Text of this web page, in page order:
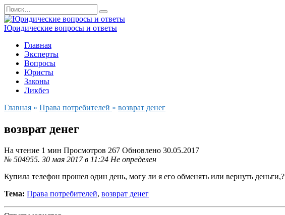
Перейти
к
содержанию
Search
for:
Юридические вопросы и ответы
Главная
Эксперты
Вопросы
Юристы
Законы
Ликбез
Главная » Права потребителей » возврат денег
возврат денег
На чтение 1 мин Просмотров 267 Обновлено 30.05.2017
№ 504955. 30 мая 2017 в 11:24 Не определен
Купила телефон прошел один день, могу ли я его обменять или вернуть деньги,?
Тема: Права потребителей, возврат денег